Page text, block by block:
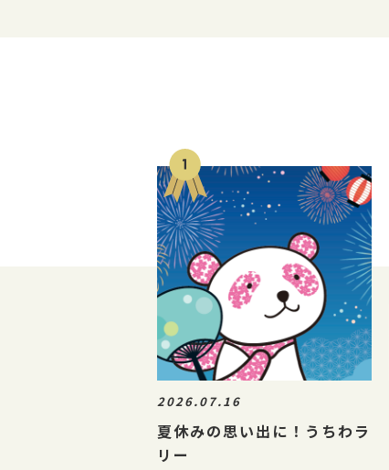
2026.07.16
夏休みの思い出に！うちわラ
リー